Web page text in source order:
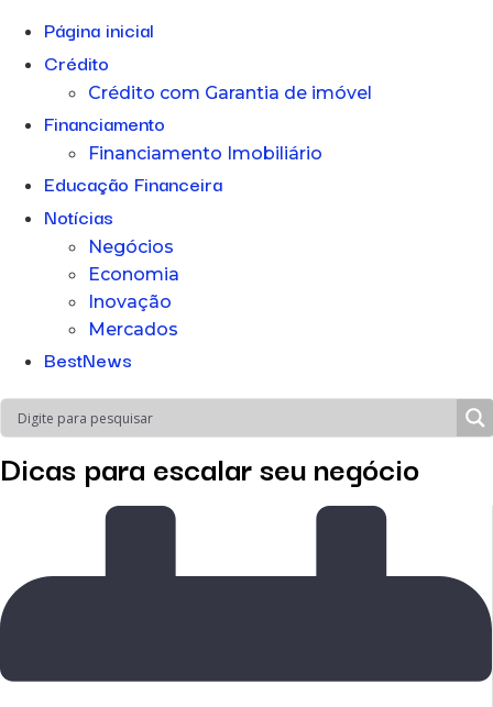
Página inicial
Crédito
Crédito com Garantia de imóvel
Financiamento
Financiamento Imobiliário
Educação Financeira
Notícias
Negócios
Economia
Inovação
Mercados
BestNews
Dicas para escalar seu negócio